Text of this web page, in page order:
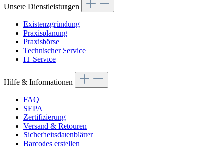
Unsere Dienstleistungen
Existenzgründung
Praxisplanung
Praxisbörse
Technischer Service
IT Service
Hilfe & Informationen
FAQ
SEPA
Zertifizierung
Versand & Retouren
Sicherheitsdatenblätter
Barcodes erstellen